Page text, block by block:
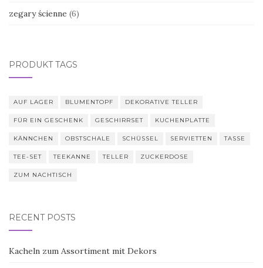
zegary ścienne (6)
PRODUKT TAGS
AUF LAGER BLUMENTOPF DEKORATIVE TELLER
FÜR EIN GESCHENK GESCHIRRSET KUCHENPLATTE
KÄNNCHEN OBSTSCHALE SCHÜSSEL SERVIETTEN TASSE
TEE-SET TEEKANNE TELLER ZUCKERDOSE
ZUM NACHTISCH
RECENT POSTS
Kacheln zum Assortiment mit Dekors